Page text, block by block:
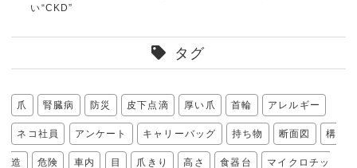
い“CKD”
タグ
爪 腎臓病 防災 皮下点滴 厚い爪 首輪 アレルギー
ネコ社員 アンケート キャリーバッグ 持ち物 断面図 構
造 危険 車内 目 爪きり 高さ 食器台 マイクロチッ